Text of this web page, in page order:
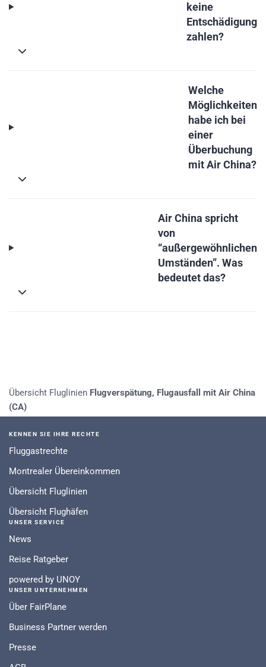
keine
Entschädigung
zahlen?
Welche
Möglichkeiten
habe ich bei
einer
Überbuchung
mit Air China?
Air China spricht
von
“außergewöhnlichen
Umständen”. Was
bedeutet das?
Übersicht Fluglinien Flugverspätung, Flugausfall mit Air China
(CA)
KENNEN SIE IHRE RECHTE
Fluggastrechte
Montrealer Übereinkommen
Übersicht Fluglinien
Übersicht Flughäfen
UNSER SERVICE
News
Reise Ratgeber
powered by UNOY
UNSER UNTERNEHMEN
Über FairPlane
Business Partner werden
Presse